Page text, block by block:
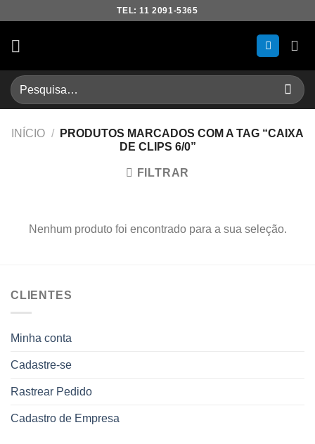
content
TEL: 11 2091-5365
Pesquisar
por:
INÍCIO /
PRODUTOS MARCADOS COM A TAG “CAIXA
DE CLIPS 6/0”
FILTRAR
Nenhum produto foi encontrado para a sua seleção.
CLIENTES
Minha conta
Cadastre-se
Rastrear Pedido
Cadastro de Empresa